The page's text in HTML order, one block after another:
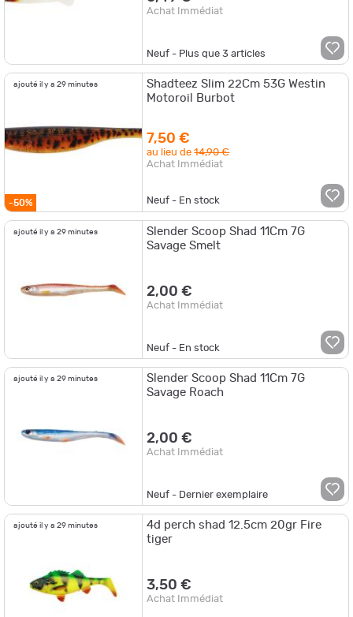
Achat Immédiat
Neuf - Plus que3 articles
ajouté il y a 29 minutes
-50%
Shadteez Slim 22Cm 53G Westin
Motoroil Burbot
7,50 €
au lieu de14,90 €
Achat Immédiat
Neuf - En stock
ajouté il y a 29 minutes
Slender Scoop Shad 11Cm 7G
Savage Smelt
2,00 €
Achat Immédiat
Neuf - En stock
ajouté il y a 29 minutes
Slender Scoop Shad 11Cm 7G
Savage Roach
2,00 €
Achat Immédiat
Neuf - Dernier exemplaire
ajouté il y a 29 minutes
4d perch shad 12.5cm 20gr Fire
tiger
3,50 €
Achat Immédiat